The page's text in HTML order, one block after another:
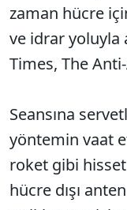
zaman hücre
ve idrar yoluyla
Times, The
Seansına
yöntemin vaat
roket gibi
hücre dışı